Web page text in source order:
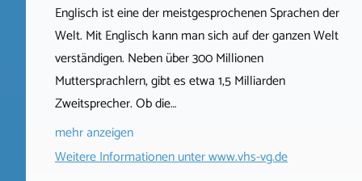
Englisch ist eine der meistgesprochenen Sprachen der
Welt. Mit Englisch kann man sich auf der ganzen Welt
verständigen. Neben über 300 Millionen
Muttersprachlern, gibt es etwa 1,5 Milliarden
Zweitsprecher. Ob die…
mehr anzeigen
Weitere Informationen unterwww.vhs-vg.de